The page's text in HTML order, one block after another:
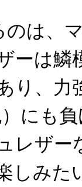
は、
ーは鱗
り、力
にも
レザー
しみた